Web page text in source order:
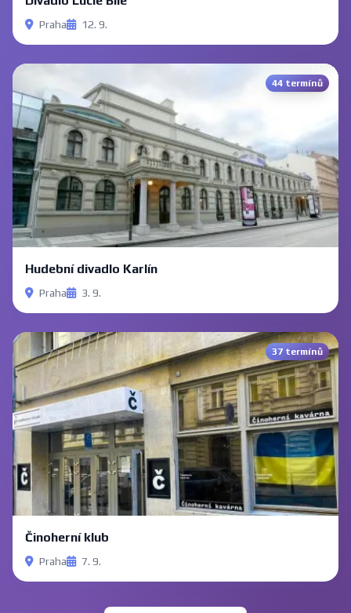
Praha 12. 9.
44 termínů
Hudební divadlo Karlín
Praha 3. 9.
37 termínů
Činoherní klub
Praha 7. 9.